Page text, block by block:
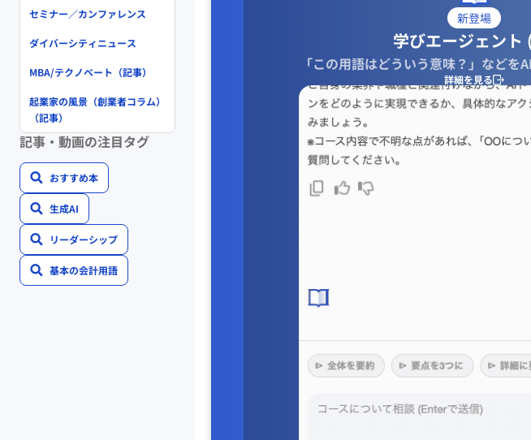
新登場
学びエージェント
「この用語はどういう意味？」などを
詳細を見る
セミナー／カンファレンス
ダイバーシティニュース
MBA/テクノベート（記事）
起業家の風景（創業者コラム）
（記事）
記事・動画の注目タグ
おすすめ本
生成AI
リーダーシップ
基本の会計用語